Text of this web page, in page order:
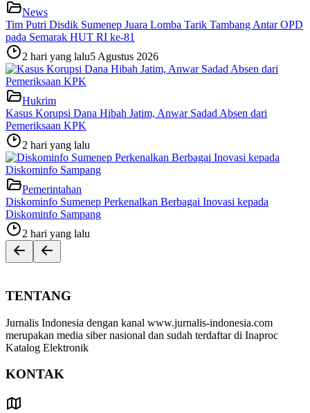
News
Tim Putri Disdik Sumenep Juara Lomba Tarik Tambang Antar OPD
pada Semarak HUT RI ke-81
2 hari yang lalu5 Agustus 2026
Hukrim
Kasus Korupsi Dana Hibah Jatim, Anwar Sadad Absen dari
Pemeriksaan KPK
2 hari yang lalu
Pemerintahan
Diskominfo Sumenep Perkenalkan Berbagai Inovasi kepada
Diskominfo Sampang
2 hari yang lalu
TENTANG
Jurnalis Indonesia dengan kanal www.jurnalis-indonesia.com
merupakan media siber nasional dan sudah terdaftar di Inaproc
Katalog Elektronik
KONTAK